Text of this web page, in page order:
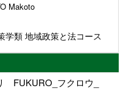
Makoto
学類 地域政策と法コース
FUKURO_フクロウ_